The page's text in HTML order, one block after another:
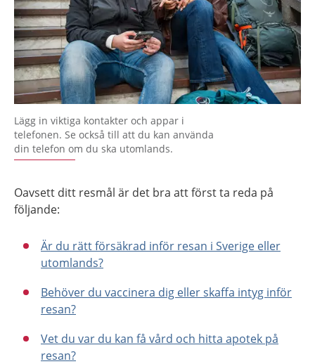
Lägg in viktiga kontakter och appar i
telefonen. Se också till att du kan använda
din telefon om du ska utomlands.
Oavsett ditt resmål är det bra att först ta reda på
följande:
Är du rätt försäkrad inför resan i Sverige eller
utomlands?
Behöver du vaccinera dig eller skaffa intyg inför
resan?
Vet du var du kan få vård och hitta apotek på
resan?